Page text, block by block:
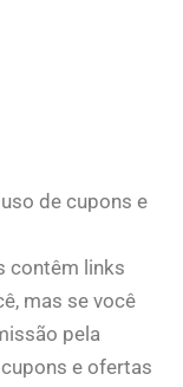
de cupons e
contêm links
mas se você
pela
e ofertas